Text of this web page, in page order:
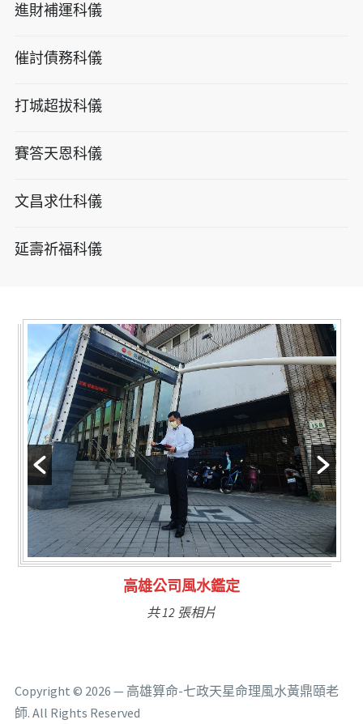
進財補運科儀
催討債務科儀
打城超拔科儀
賽答天恩科儀
文昌求仕科儀
延壽祈福科儀
林氏福主量子生基造
Copyright © 2026 — 高雄算命-七政天星命理風水黃鼎頤老
師. All Rights Reserved